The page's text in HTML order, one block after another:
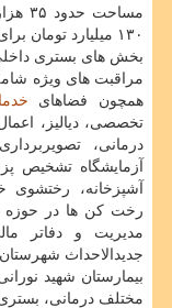
۱۳۰ میلیارد تومان برای ساخت و تجهیز آن هزینه شده است.
بخش های بستری
مراقبت های ویژه
همچون فضاهای
تخصصی، دیالیز،
درمانی،
آزمایشگاه تشخیص
آشپزخانه، رختشوی
رخت کن ها در حوزه
مدیریت و دفاتر
جدیدالاحداث
بیمارستان شهید
مختلف درمانی،